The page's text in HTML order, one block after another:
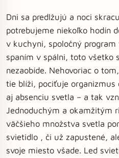
Dni sa predlžujú a noci
potrebujeme niekoľko hodín
v kuchyni, spoločný
spaním v spálni, toto všetko
nezaobíde. Nehovoriac o
tie blíži, pociťuje organizmus
aj absenciu svetla – a tak
Jednoduchým a okamžitým
väčšieho množstva svetla
svietidlo , či už zapustené,
svoje miesto všade. Led